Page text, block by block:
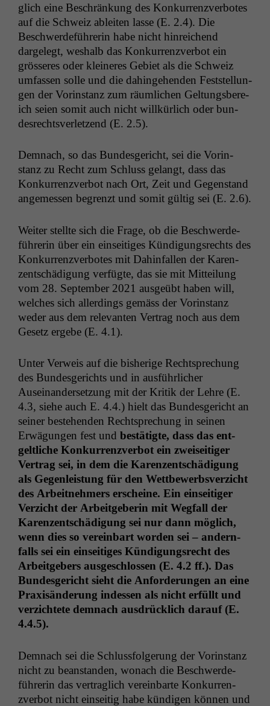
glich eine Beschränkung des Konkur­ren­zver­botes
auf die Schweiz ableit­en lasse (E. 2.4). Die
Beschw­erde­führerin habe nicht hin­re­ichend
dargelegt, weshalb das Konkur­ren­zver­bot ein
grösseres oder kleineres Gebi­et als die Schweiz
umfassen solle und die dahinge­hen­den Fest­stel­lun­
gen der Vorin­stanz zum räum­lichen Gel­tungs­bere­
ich seien somit auch nicht willkür­lich oder bun­
desrechtsver­let­zend (E. 2.5).
Dem­nach, so das Bun­des­gericht, sei die Vorin­
stanz zu Recht zum Schluss gelangt, dass das
Konkur­ren­zver­bot nach Ort, Zeit und Gegen­stand
angemessen begren­zt und somit gültig sei (E. 2.6).
Weit­er stellte sich die Frage, ob die Beschw­erde­
führerin über ein ein­seit­iges Kündi­gungsrechts des
Konkur­ren­zver­botes mit Dahin­fall­en der Karen­
zentschädi­gung ver­fügte, das sie mit Mit­teilung
vom 28. Sep­tem­ber 2021 aus­geübt haben will,
welch­es sich allerd­ings gemäss der Vorin­stanz
wed­er aus dem rel­e­van­ten Ver­trag noch aus dem
Gesetz ergebe (E. 4.1).
Unter Ver­weis auf die bish­erige Recht­sprechung
des Bun­des­gerichts und in aus­führlich­er
Auseinan­der­set­zung mit der Kri­tik der Lehre (E.
4.3, siehe auch E. 4.4.) hielt das Bun­des­gericht an
sein­er beste­hen­den Recht­sprechung in seinen
Erwä­gun­gen fest und bestätigte, dass das ent­
geltliche Konkur­ren­zver­bot ein zwei­seit­iger
Ver­trag sei, in dem die Karen­zentschädi­gung
als Gegen­leis­tung für den Wet­tbe­werb­sverzicht
des Arbeit­nehmers erscheine. Ein ein­seit­iger
Verzicht der Arbeit­ge­berin mit Weg­fall der
Karen­zentschädi­gung sei nur dann möglich,
wenn dies so vere­in­bart wor­den sei – andern­
falls sei ein ein­seit­iges Kündi­gungsrecht des
Arbeit­ge­bers aus­geschlossen (E. 4.2 ff.). Das
Bun­des­gericht sieht die Anforderun­gen an eine
Prax­isän­derung indessen als nicht erfüllt und
verzichtete dem­nach aus­drück­lich darauf (E.
4.4.5).
Dem­nach sei die Schlussfol­gerung der Vorin­stanz
nicht zu bean­standen, wonach die Beschw­erde­
führerin das ver­traglich vere­in­barte Konkur­ren­
zver­bot nicht ein­seit­ig habe kündi­gen kön­nen und